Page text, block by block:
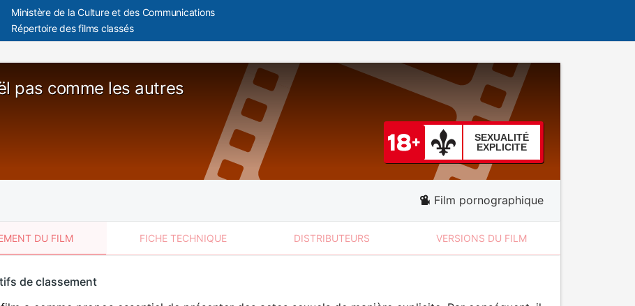
Ministère de la Culture et des Communications
Répertoire des films classés
pas comme les autres
SEXUALITÉ
EXPLICITE
Film pornographique
DU FILM FICHE TECHNIQUE DISTRIBUTEURS VERSIONS DU FILM
de classement